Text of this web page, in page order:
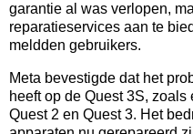
garantie al was verlopen,
reparatieservices aan te
meldden gebruikers.
Meta bevestigde dat het
heeft op de Quest 3S,
Quest 2 en Quest 3. Het